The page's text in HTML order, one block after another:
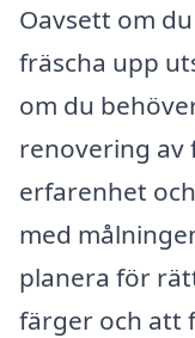
Oavsett om
fräscha upp
om du
renovering av
erfarenhet
med
planera för
färger och att